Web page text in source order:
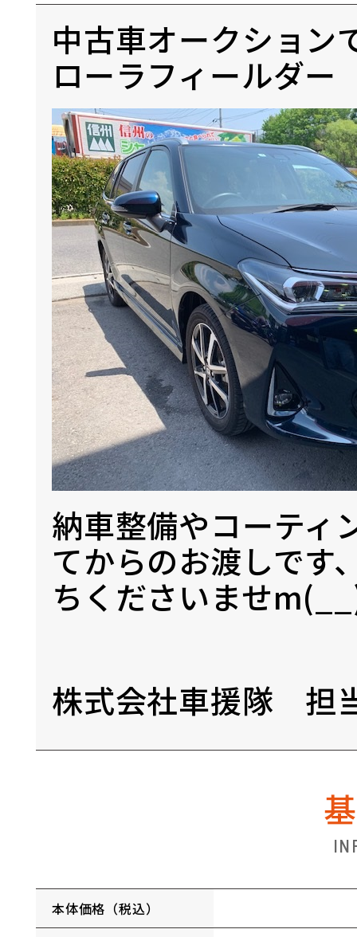
中古車オークショ
ローラフィールダ
納車整備やコーティ
てからのお渡しです
ちくださいませ
株式会社車援隊 担
本体価格（税込）